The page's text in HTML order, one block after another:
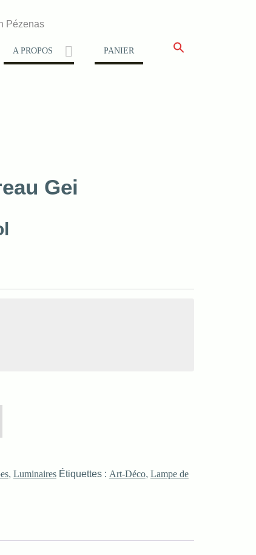
Pézenas
A PROPOS PANIER
Gei
, Luminaires Étiquettes : Art-Déco, Lampe de